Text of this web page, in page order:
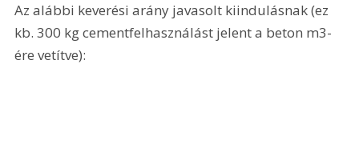
Az alábbi keverési arány javasolt kiindulásnak (ez
kb. 300 kg cementfelhasználást jelent a beton m3-
ére vetítve):